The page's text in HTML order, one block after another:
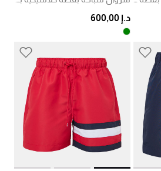
د.إ 600,00